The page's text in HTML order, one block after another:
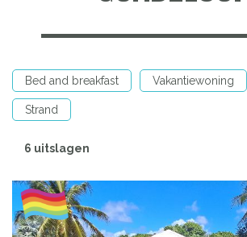
Bed and breakfast Vakantiewoning
Strand
6 uitslagen